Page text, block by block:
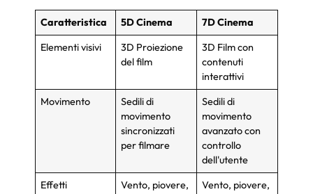
Caratteristica 5D Cinema
7D Cinema
Elementi visivi
3D Proiezione
del film
3D Film con
contenuti
interattivi
Movimento
Sedili di
movimento
sincronizzati
per filmare
Sedili di
movimento
avanzato con
controllo
dell'utente
Effetti
Vento, piovere,
Vento, piovere,